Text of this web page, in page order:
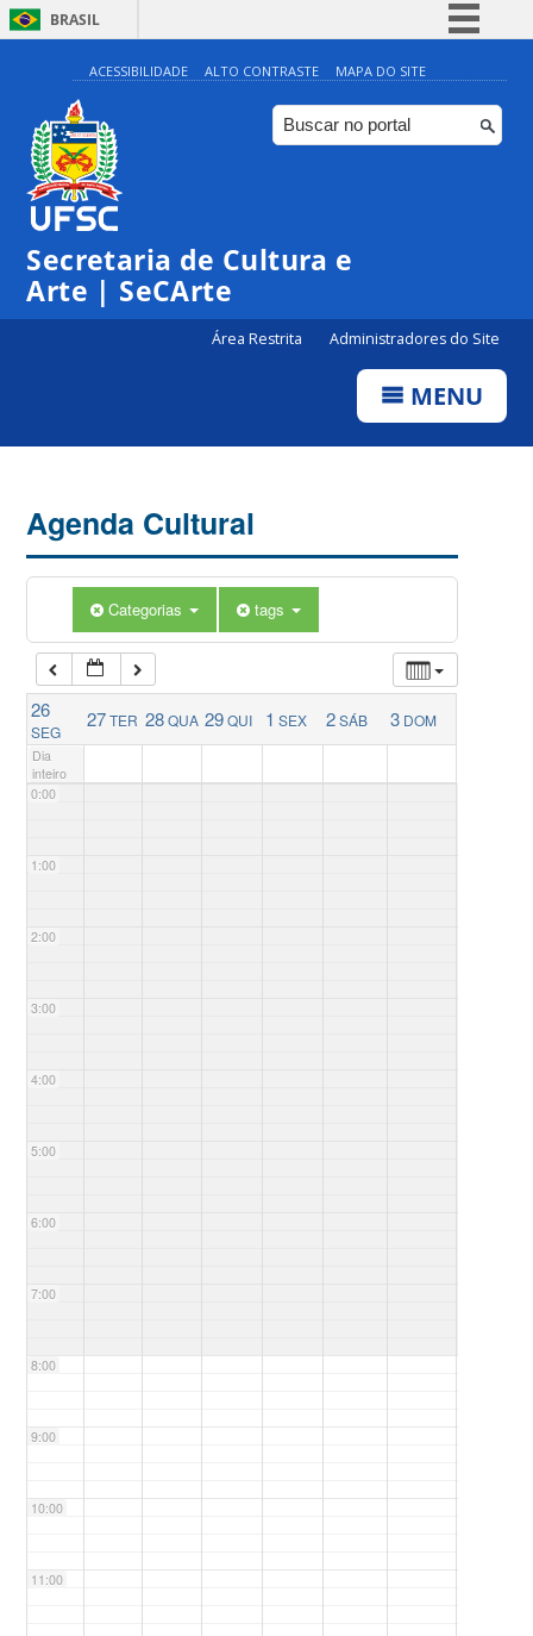
BRASIL
Simplifique!
Comunica BR
Participe
ACESSIBILIDADE ALTO CONTRASTE MAPA DO SITE
Secretaria de Cultura e
Arte | SeCArte
Área Restrita Administradores do Site
MENU
Agenda Cultural
Categorias tags
26
SEG
27TER 28QUA 29QUI 1 SEX 2SÁB 3 DOM
Dia
inteiro
0:00
1:00
2:00
3:00
4:00
5:00
6:00
7:00
8:00
9:00
10:00
11:00